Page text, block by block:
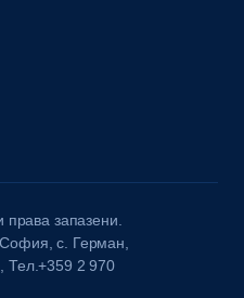
запазени.
с. Герман,
Тел.+359 2 970